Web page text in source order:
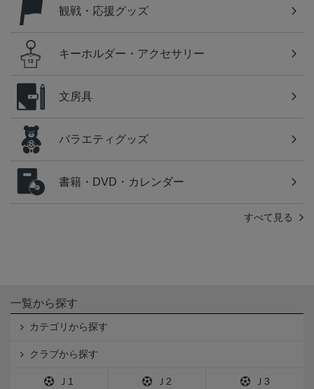
観戦・応援グッズ
キーホルダー・アクセサリー
文房具
バラエティグッズ
書籍・DVD・カレンダー
すべて見る
一覧から探す
カテゴリから探す
クラブから探す
Ｊ1 Ｊ2 Ｊ3